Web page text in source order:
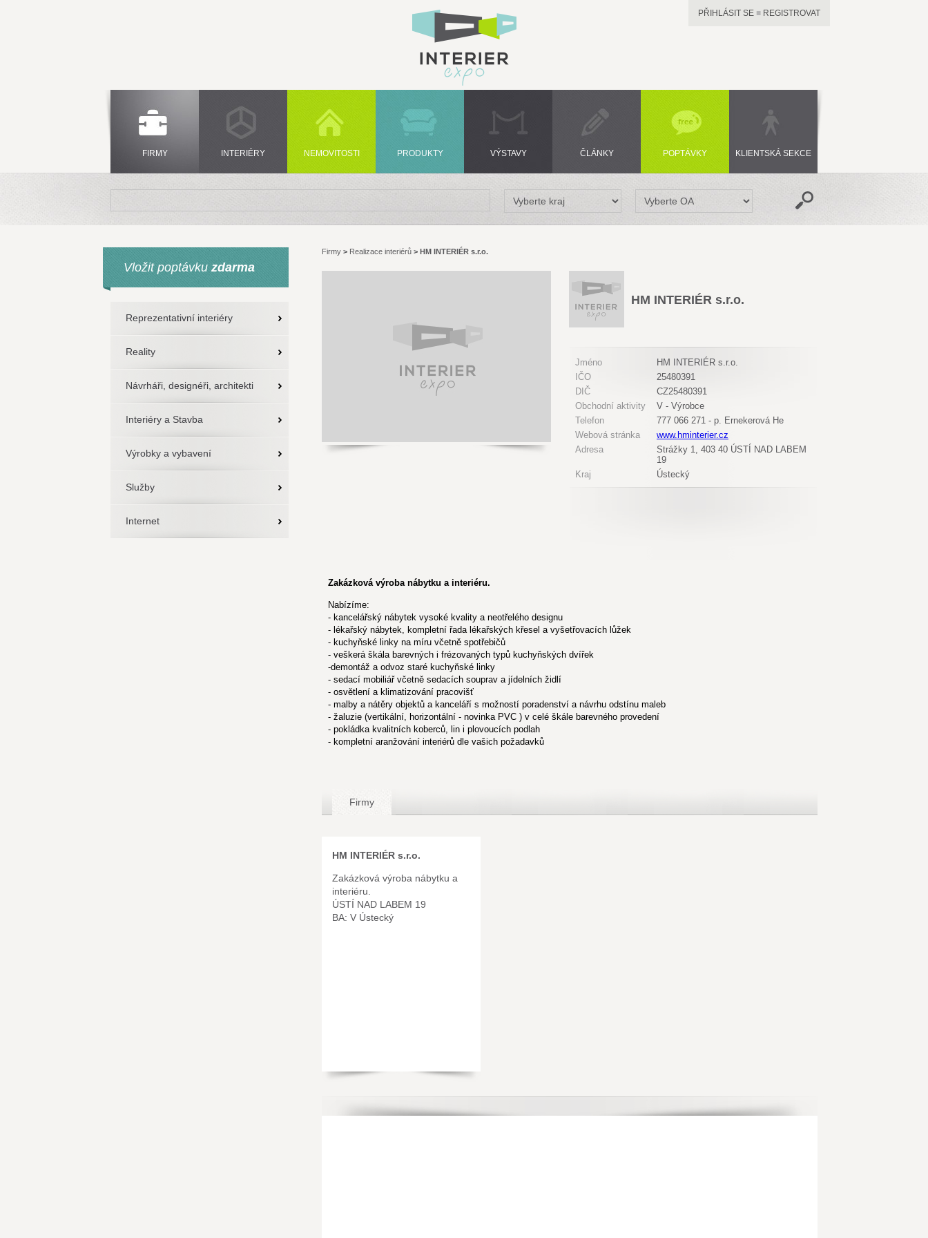
PŘIHLÁSIT SE ■ REGISTROVAT
FIRMY INTERIÉRY NEMOVITOSTI PRODUKTY VÝSTAVY ČLÁNKY POPTÁVKY KLIENTSKÁ SEKCE
Vložit poptávku zdarma
Reprezentativní interiéry
Reality
Návrháři, designéři, architekti
Interiéry a Stavba
Výrobky a vybavení
Služby
Internet
Firmy > Realizace interiérů > HM INTERIÉR s.r.o.
HM INTERIÉR s.r.o.
Jméno
HM INTERIÉR s.r.o.
IČO
25480391
DIČ
CZ25480391
Obchodní aktivity
V - Výrobce
Telefon
777 066 271 - p. Ernekerová He
Webová stránka
www.hminterier.cz
Adresa
Strážky 1, 403 40 ÚSTÍ NAD LABEM
19
Kraj
Ústecký
Zakázková výroba nábytku a interiéru.
Nabízíme:
- kancelářský nábytek vysoké kvality a neotřelého designu
- lékařský nábytek, kompletní řada lékařských křesel a vyšetřovacích lůžek
- kuchyňské linky na míru včetně spotřebičů
- veškerá škála barevných i frézovaných typů kuchyňských dvířek
-demontáž a odvoz staré kuchyňské linky
- sedací mobiliář včetně sedacích souprav a jídelních židlí
- osvětlení a klimatizování pracovišť
- malby a nátěry objektů a kanceláří s možností poradenství a návrhu odstínu maleb
- žaluzie (vertikální, horizontální - novinka PVC ) v celé škále barevného provedení
- pokládka kvalitních koberců, lin i plovoucích podlah
- kompletní aranžování interiérů dle vašich požadavků
Firmy
HM INTERIÉR s.r.o.
Zakázková výroba nábytku a
interiéru.
ÚSTÍ NAD LABEM 19
BA: V Ústecký